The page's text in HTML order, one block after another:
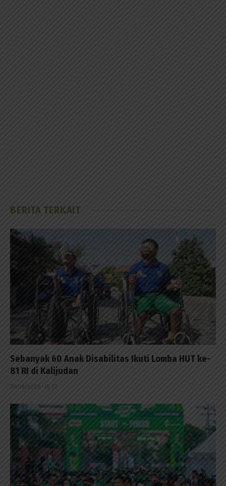
BERITA TERKAIT
Sebanyak 60 Anak Disabilitas Ikuti Lomba HUT ke-
81 RI di Kalijudan
07/08/2026 - 15:53